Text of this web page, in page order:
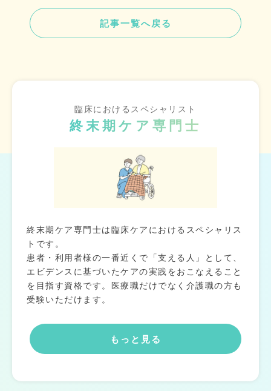
記事一覧へ戻る
臨床におけるスペシャリスト
終末期ケア専門士
終末期ケア専門士は臨床ケアにおけるスペシャリス
トです。
患者・利用者様の一番近くで「支える人」として、
エビデンスに基づいたケアの実践をおこなえること
を目指す資格です。医療職だけでなく介護職の方も
受験いただけます。
もっと見る